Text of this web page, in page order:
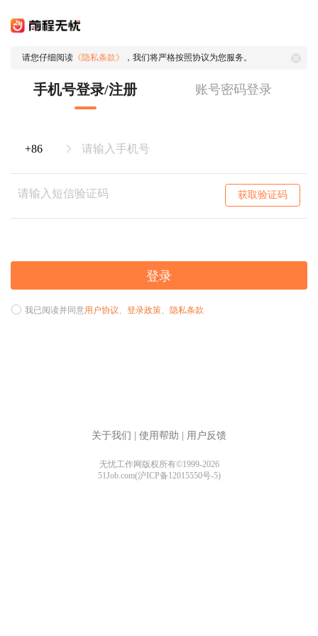
请您仔细阅读 《隐私条款》 ，我们将严格按照协议为您服务。
手机号登录/注册 账号密码登录
获取验证码
登录
我已阅读并同意用户协议、 登录政策、 隐私条款
关于我们 使用帮助 用户反馈
无忧工作网版权所有©1999-2026
51Job.com(沪ICP备12015550号-5)